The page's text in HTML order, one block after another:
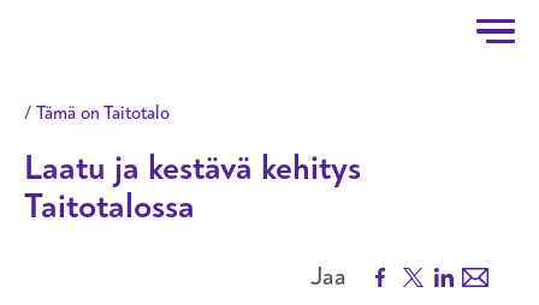
Tämä on Taitotalo
Laatu ja kestävä kehitys
Taitotalossa
Jaa Facebook
X LinkedIn
Email